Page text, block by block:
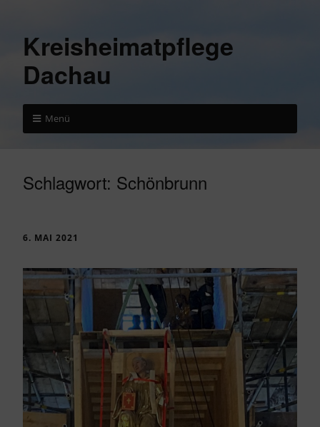
Kreisheimatpflege
Dachau
Menü
Schlagwort: Schönbrunn
6. MAI 2021